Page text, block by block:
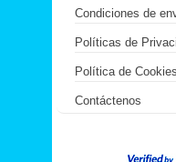
Condiciones de
Políticas de
Política de Cookies
Contáctenos